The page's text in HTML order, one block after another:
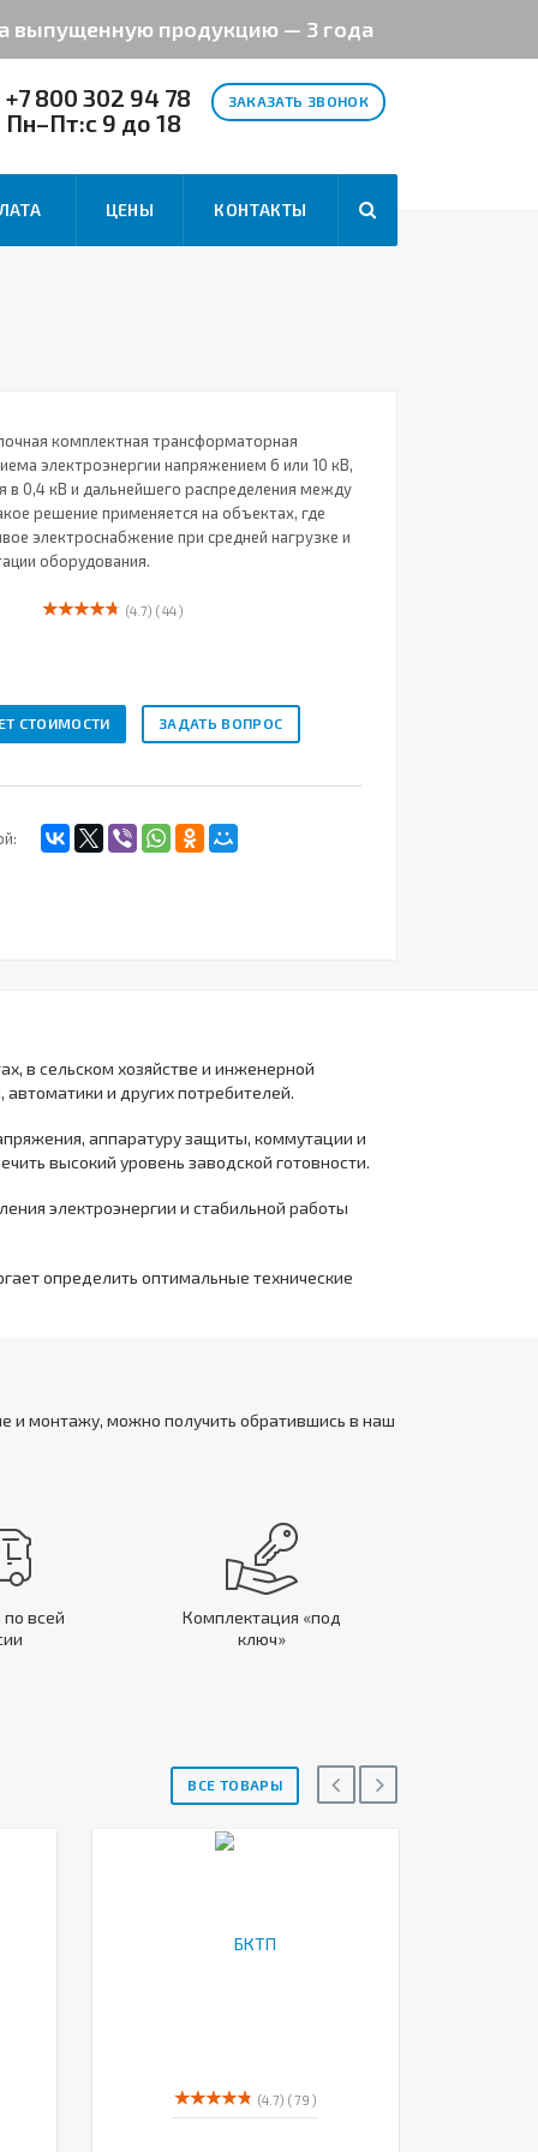
выпущенную продукцию — 3 года
ЗАКАЗАТЬ ЗВОНОК
+7 800 302 94 78
Пн–Пт:с 9 до 18
ЦЕНЫ КОНТАКТЫ
комплектная трансформаторная
электроэнергии напряжением 6 или 10 кВ,
в 0,4 кВ и дальнейшего распределения между
решение применяется на объектах, где
электроснабжение при средней нагрузке и
оборудования.
(4.7) ( 44 )
СТОИМОСТИ ЗАДАТЬ ВОПРОС
в сельском хозяйстве и инженерной
и других потребителей.
аппаратуру защиты, коммутации и
высокий уровень заводской готовности.
электроэнергии и стабильной работы
определить оптимальные технические
и монтажу, можно получить обратившись в наш
всей
Комплектация «под
ключ»
ВСЕ ТОВАРЫ
(4.7) ( 79 )